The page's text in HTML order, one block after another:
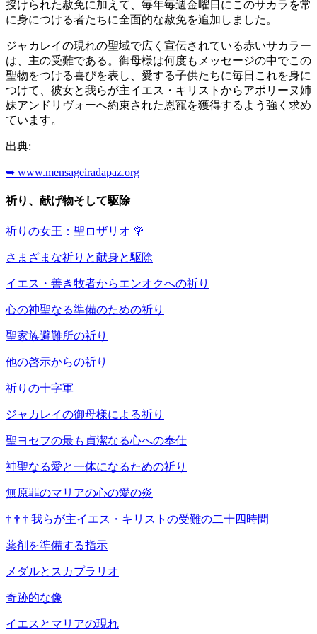
授けられた赦免に加えて、毎年毎週金曜日にこのサカラを常
に身につける者たちに全面的な赦免を追加しました。
ジャカレイの現れの聖域で広く宣伝されている赤いサカラー
は、主の受難である。御母様は何度もメッセージの中でこの
聖物をつける喜びを表し、愛する子供たちに毎日これを身に
つけて、彼女と我らが主イエス・キリストからアポリーヌ姉
妹アンドリヴォーへ約束された恩寵を獲得するよう強く求め
ています。
出典:
➥ www.mensageiradapaz.org
祈り、献げ物そして駆除
祈りの女王：聖ロザリオ 🌹
さまざまな祈りと献身と駆除
イエス・善き牧者からエンオクへの祈り
心の神聖なる準備のための祈り
聖家族避難所の祈り
他の啓示からの祈り
祈りの十字軍
ジャカレイの御母様による祈り
聖ヨセフの最も貞潔なる心への奉仕
神聖なる愛と一体になるための祈り
無原罪のマリアの心の愛の炎
† † † 我らが主イエス・キリストの受難の二十四時間
薬剤を準備する指示
メダルとスカプラリオ
奇跡的な像
イエスとマリアの現れ